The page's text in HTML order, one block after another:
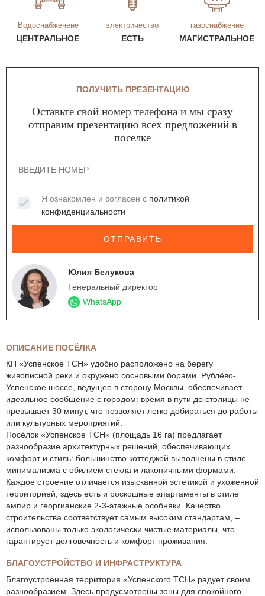
Водоснабженеие
ЦЕНТРАЛЬНОЕ
электричество
ЕСТЬ
газоснабжение
МАГИСТРАЛЬНОЕ
ПОЛУЧИТЬ ПРЕЗЕНТАЦИЮ
Оставьте свой номер телефона и мы сразу
отправим презентацию всех предложений в
поселке
Я ознакомлен и согласен с политикой
конфиденциальности
ОТПРАВИТЬ
Юлия Белукова
Генеральный директор
WhatsApp
ОПИСАНИЕ ПОСЁЛКА
КП «Успенское ТСН» удобно расположено на берегу
живописной реки и окружено сосновыми борами. Рублёво-
Успенское шоссе, ведущее в сторону Москвы, обеспечивает
идеальное сообщение с городом: время в пути до столицы не
превышает 30 минут, что позволяет легко добираться до работы
или культурных мероприятий.
Посёлок «Успенское ТСН» (площадь 16 га) предлагает
разнообразие архитектурных решений, обеспечивающих
комфорт и стиль: большинство коттеджей выполнены в стиле
минимализма с обилием стекла и лаконичными формами.
Каждое строение отличается изысканной эстетикой и ухоженной
территорией, здесь есть и роскошные апартаменты в стиле
ампир и георгианские 2-3-этажные особняки. Качество
строительства соответствует самым высоким стандартам, –
использованы только экологически чистые материалы, что
гарантирует долговечность и комфорт проживания.
БЛАГОУСТРОЙСТВО И ИНФРАСТРУКТУРА
Благоустроенная территория «Успенского ТСН» радует своим
разнообразием. Здесь предусмотрены зоны для спокойного